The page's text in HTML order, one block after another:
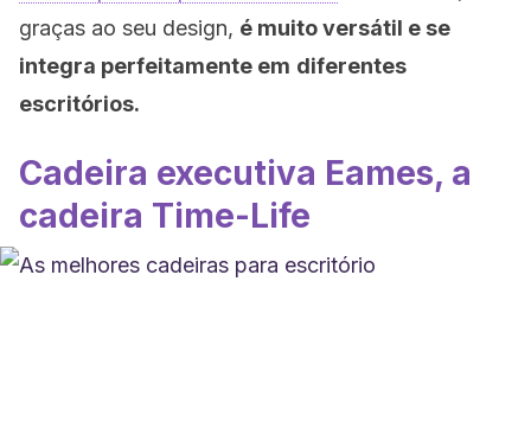
graças ao seu design, é muito versátil e se
integra perfeitamente em diferentes
escritórios.
Cadeira executiva Eames, a
cadeira Time-Life